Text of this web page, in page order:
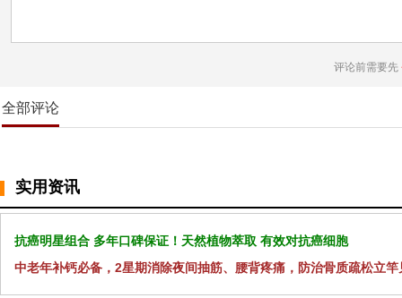
评论前需要先
全部评论
实用资讯
抗癌明星组合 多年口碑保证！天然植物萃取 有效对抗癌细胞
中老年补钙必备，2星期消除夜间抽筋、腰背疼痛，防治骨质疏松立竿